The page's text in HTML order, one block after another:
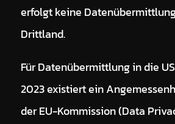
erfolgt keine
Drittland.
Für Datenübermittlung in die
2023 existiert ein
der EU-Kommission (Data